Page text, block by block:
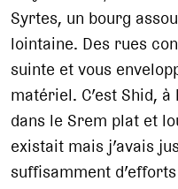
Syrtes, un bourg
lointaine. Des rues
suinte et vous
matériel. C’est Shid,
dans le Srem plat et
existait mais j’avais
suffisamment